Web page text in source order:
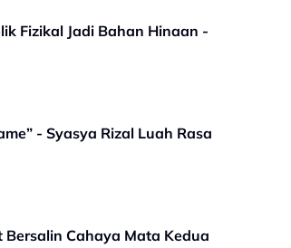
Fizikal Jadi Bahan Hinaan -
- Syasya Rizal Luah Rasa
Bersalin Cahaya Mata Kedua